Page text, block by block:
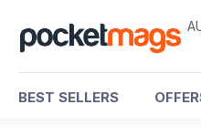
BEST SELLERS